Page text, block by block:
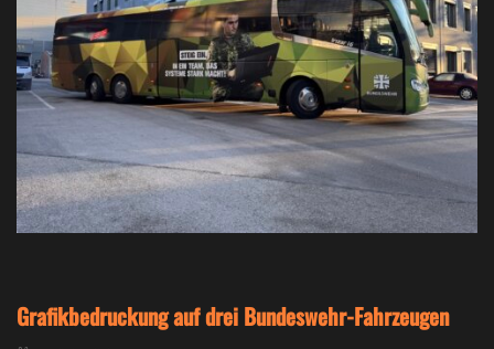
Grafikbedruckung auf drei Bundeswehr-Fahrzeugen